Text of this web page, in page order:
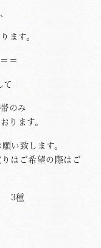
ます。
＝
て
のみ
ります。
い致します。
はご希望の際はご
3種